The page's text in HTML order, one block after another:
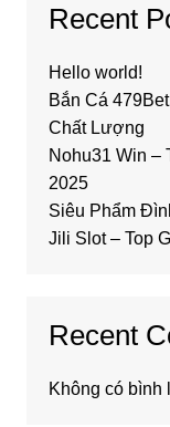
Recent
Hello world!
Bắn Cá
Chất Lượng
Nohu31 Win –
2025
Siêu Phẩm
Jili Slot – Top
Recent
Không có bình